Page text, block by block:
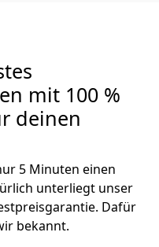
mit 100 %
deinen
5 Minuten einen
unterliegt unser
Dafür
bekannt.